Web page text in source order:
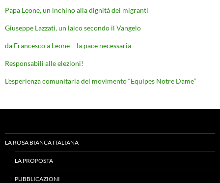
Papa Leone, un inchino alla dignità dei migranti
Giuseppe Lazzati, un laico secondo il Vangelo
da Francesco a Leone – la pace necessaria
Responsabili alle elezioni!
L’esperienza comunitaria del movimento “Equipes Notre Dame”
LA ROSA BIANCA ITALIANA
LA PROPOSTA
PUBBLICAZIONI